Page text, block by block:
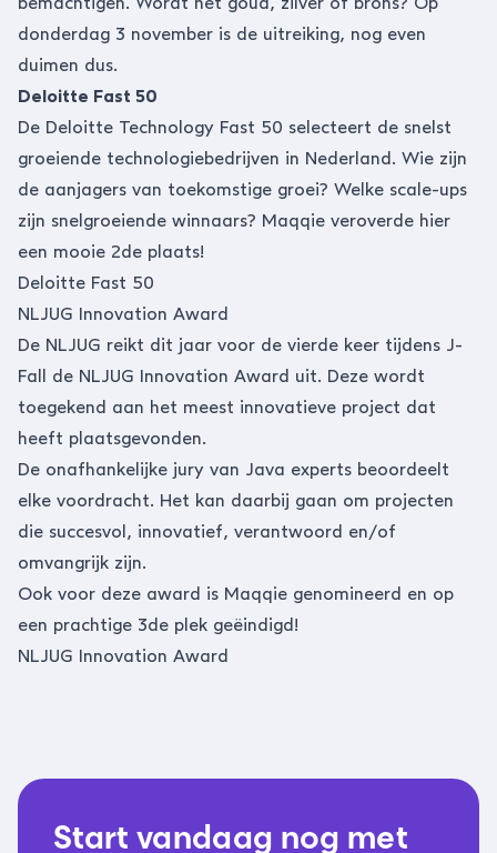
donderdag 3 november is de uitreiking, nog even
duimen dus.
Deloitte Fast 50
De Deloitte Technology Fast 50 selecteert de snelst
groeiende technologiebedrijven in Nederland. Wie zijn
de aanjagers van toekomstige groei? Welke scale-ups
zijn snelgroeiende winnaars? Maqqie veroverde hier
een mooie 2de plaats!
Deloitte Fast 50
NLJUG Innovation Award
De NLJUG reikt dit jaar voor de vierde keer tijdens J-
Fall de NLJUG Innovation Award uit. Deze wordt
toegekend aan het meest innovatieve project dat
heeft plaatsgevonden.
De onafhankelijke jury van Java experts beoordeelt
elke voordracht. Het kan daarbij gaan om projecten
die succesvol, innovatief, verantwoord en/of
omvangrijk zijn.
Ook voor deze award is Maqqie genomineerd en op
een prachtige 3de plek geëindigd!
NLJUG Innovation Award
Start vandaag nog met